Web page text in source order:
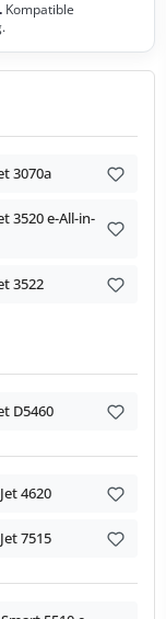
Kompatible
3070a
3520 e-All-in-
3522
D5460
4620
7515